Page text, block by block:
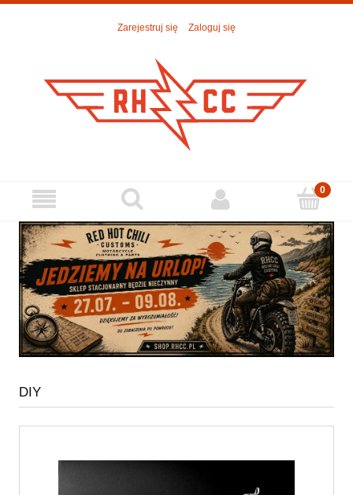
Zarejestruj się Zaloguj się
DIY